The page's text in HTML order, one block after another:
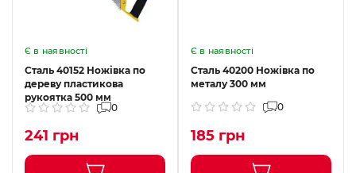
Є в наявності
Сталь 40152 Ножівка по
дереву пластикова
рукоятка 500 мм
0
241 грн
Є в наявності
Сталь 40200 Ножівка по
металу 300 мм
0
185 грн